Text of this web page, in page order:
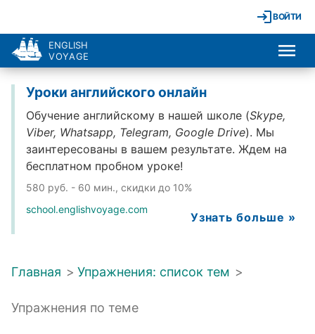
ВОЙТИ
ENGLISH
VOYAGE
Уроки английского онлайн
Обучение английскому в нашей школе (Skype,
Viber, Whatsapp, Telegram, Google Drive). Мы
заинтересованы в вашем результате. Ждем на
бесплатном пробном уроке!
580 руб. - 60 мин., скидки до 10%
school.englishvoyage.com
Узнать больше »
Главная > Упражнения: список тем >
Упражнения по теме